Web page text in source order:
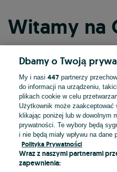
Witamy na
Kontynuuj
Kontynuuj
Kontynuuj
Dbamy o Twoją
My i nasi447 partnerzy
do informacji na urządzeniu,
plikach cookie w celu
Użytkownik może zaakceptować
klikając poniżej lub w dowolnym
prywatności. Te wybory będą
i nie będą miały wpływu na dane
Polityka Prywatności
Wraz z naszymi partnerami
zapewnienia: